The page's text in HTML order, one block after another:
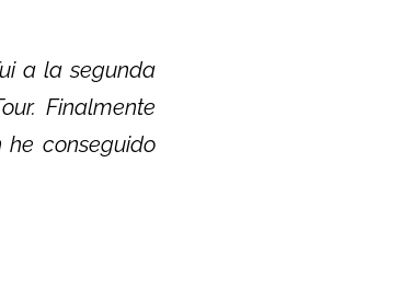
a la segunda
Finalmente
conseguido